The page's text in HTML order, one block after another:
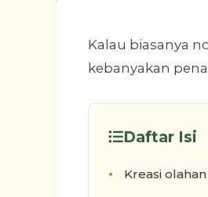
Kalau biasanya
kebanyakan
Daftar Isi
Kreasi